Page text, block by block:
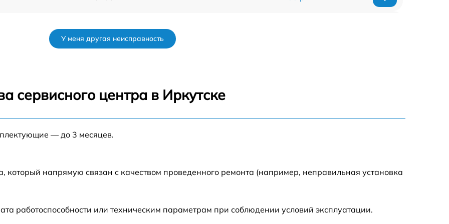
от 60 мин
У меня другая неисправность
сервисного центра в Иркутске
— до 3 месяцев.
который напрямую связан с качеством проведенного ремонта (например, неправильная установка
работоспособности или техническим параметрам при соблюдении условий эксплуатации.